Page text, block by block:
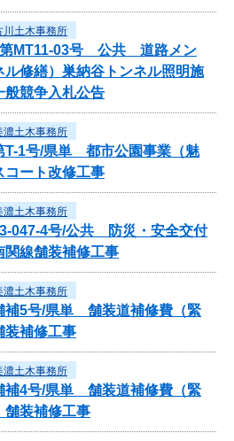
川土木事務所
第MT11-03号 公共 道路メン
ル修繕）巣納谷トンネル照明施
般競争入札公告
濃土木事務所
T-1号/県単 都市公園事業（魅
コート改修工事
濃土木事務所
047-4号/公共 防災・安全交付
関線舗装補修工事
濃土木事務所
補5号/県単 舗装道補修費（緊
補修工事
濃土木事務所
補4号/県単 舗装道補修費（緊
装補修工事